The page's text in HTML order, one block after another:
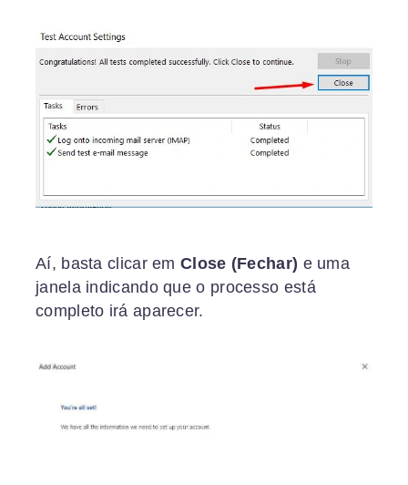
Aí, basta clicar em Close (Fechar) e uma
janela indicando que o processo está
completo irá aparecer.